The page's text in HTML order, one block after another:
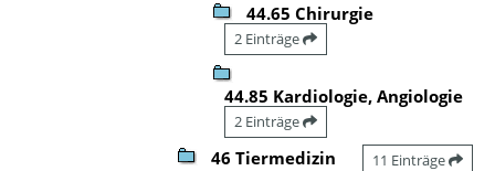
44.65 Chirurgie
2 Einträge
44.85 Kardiologie, Angiologie
2 Einträge
46 Tiermedizin 11 Einträge